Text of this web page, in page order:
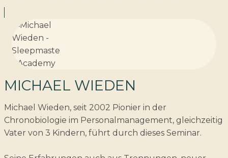
MICHAEL WIEDEN
Michael Wieden, seit 2002 Pionier in der
Chronobiologie im Personalmanagement, gleichzeitig
Vater von 3 Kindern, führt durch dieses Seminar.